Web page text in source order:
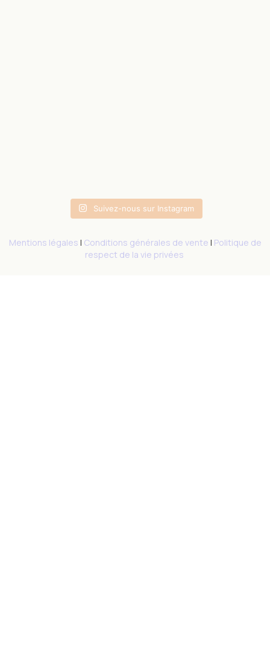
Suivez-nous sur Instagram
Mentions légales | Conditions générales de vente | Politique de
respect de la vie privées